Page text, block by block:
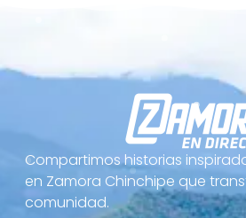
Compartimos historias
en Zamora Chinchipe que
comunidad.